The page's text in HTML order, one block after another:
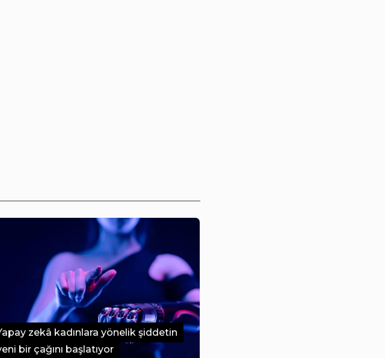
zekâ kadınlara yönelik şiddetin
bir çağını başlatıyor